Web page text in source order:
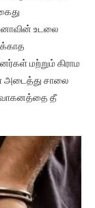
உடலை
மற்றும் கிராம
அடைத்து சாலை
வாகனத்தை தீ